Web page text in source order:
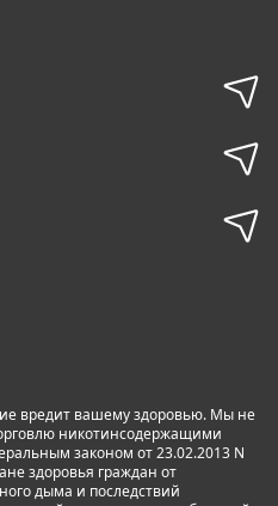
вредит вашему здоровью. Мы не
никотинсодержащими
законом от 23.02.2013 N
здоровья граждан от
дыма и последствий